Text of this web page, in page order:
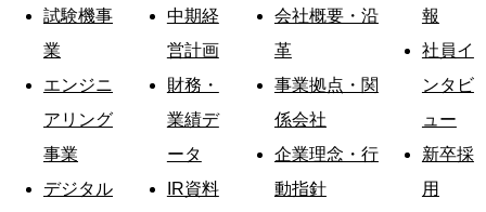
試験機事
業
エンジニ
アリング
事業
デジタル
中期経
営計画
財務・
業績デ
ータ
IR資料
会社概要・沿
革
事業拠点・関
係会社
企業理念・行
動指針
報
社員イ
ンタビ
ュー
新卒採
用